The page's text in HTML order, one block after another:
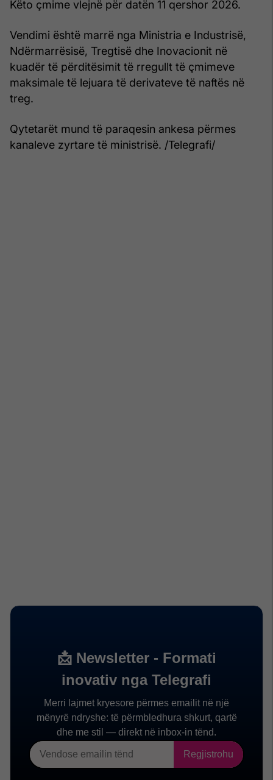
Këto çmime vlejnë për datën 11 qershor 2026.
Vendimi është marrë nga Ministria e Industrisë,
Ndërmarrësisë, Tregtisë dhe Inovacionit në
kuadër të përditësimit të rregullt të çmimeve
maksimale të lejuara të derivateve të naftës në
treg.
Qytetarët mund të paraqesin ankesa përmes
kanaleve zyrtare të ministrisë. /Telegrafi/